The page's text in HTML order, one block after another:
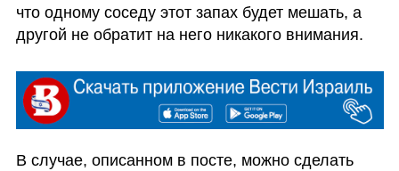
что одному соседу этот запах будет мешать, а
другой не обратит на него никакого внимания.
В случае, описанном в посте, можно сделать